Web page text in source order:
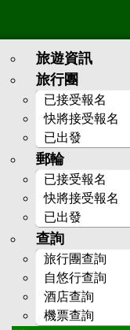
旅遊資訊
旅行團
已接受報名
快將接受報名
已出發
郵輪
已接受報名
快將接受報名
已出發
查詢
旅行團查詢
自悠行查詢
酒店查詢
機票查詢